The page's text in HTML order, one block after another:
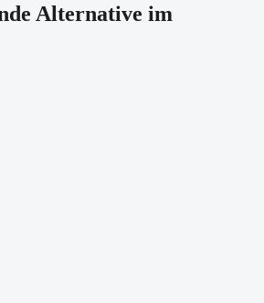
Alternative im